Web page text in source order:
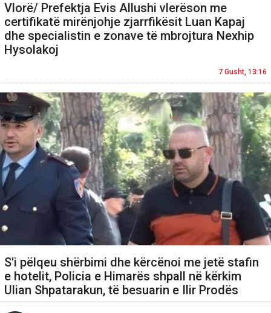
Vlorë/ Prefektja Evis Allushi vlerëson me
certifikatë mirënjohje zjarrfikësit Luan Kapaj
dhe specialistin e zonave të mbrojtura Nexhip
Hysolakoj
7 Gusht, 13:16
S'i pëlqeu shërbimi dhe kërcënoi me jetë stafin
e hotelit, Policia e Himarës shpall në kërkim
Ulian Shpatarakun, të besuarin e Ilir Prodës